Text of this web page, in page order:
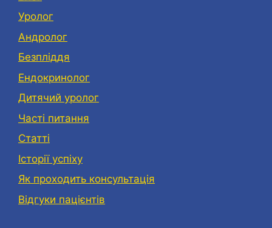
Уролог
Андролог
Безпліддя
Eндокринолог
Дитячий уролог
Часті питання
Статті
Історії успіху
Як проходить консультація
Відгуки пацієнтів